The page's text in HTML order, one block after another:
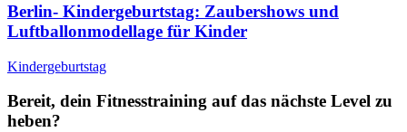
Berlin- Kindergeburtstag: Zaubershows und
Luftballonmodellage für Kinder
Kindergeburtstag
Bereit, dein Fitnesstraining auf das nächste Level zu
heben?